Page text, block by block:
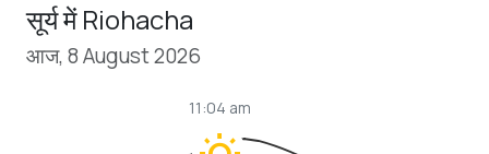
सूर्य में Riohacha
आज, 8 August 2026
11:04 am